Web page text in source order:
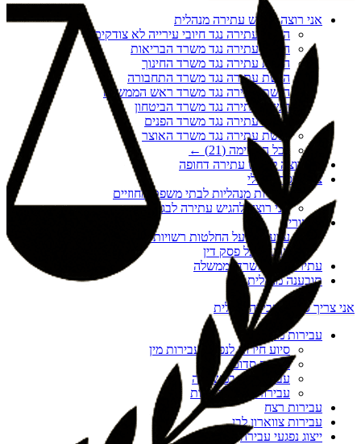
אני רוצה להגיש עתירה מנהלית
הגשת עתירה נגד חיובי עירייה לא צודקים
הגשת עתירה נגד משרד הבריאות
הגשת עתירה נגד משרד החינוך
הגשת עתירה נגד משרד התחבורה
הגשת עתירה נגד משרד ראש הממשלה
הגשת עתירה נגד משרד הביטחון
הגשת עתירה נגד משרד הפנים
הגשת עתירה נגד משרד האוצר
לכל הרשימה (21
) ←
אני רוצה להגיש עתירה דחופה
צו הריסה מנהלי
עתירות מנהליות לבתי משפט מחוזיים
אני רוצה להגיש עתירה לבג"ץ
ערעורים
ערעורים על החלטות רשויות מקומיות
ערעור על פסק דין
עתירות נגד משרדי ממשלה
תובענה מנהלית
אני צריך סיוע בעבירה פלילית
עבירות מין
סיוע חירום לנפגעי עבירות מין
מעשה סדום
עבירות מין במשפחה
עבירות מין דיגיטליות
עבירות רצח
עבירות צווארון לבן
ייצוג נפגעי עבירה